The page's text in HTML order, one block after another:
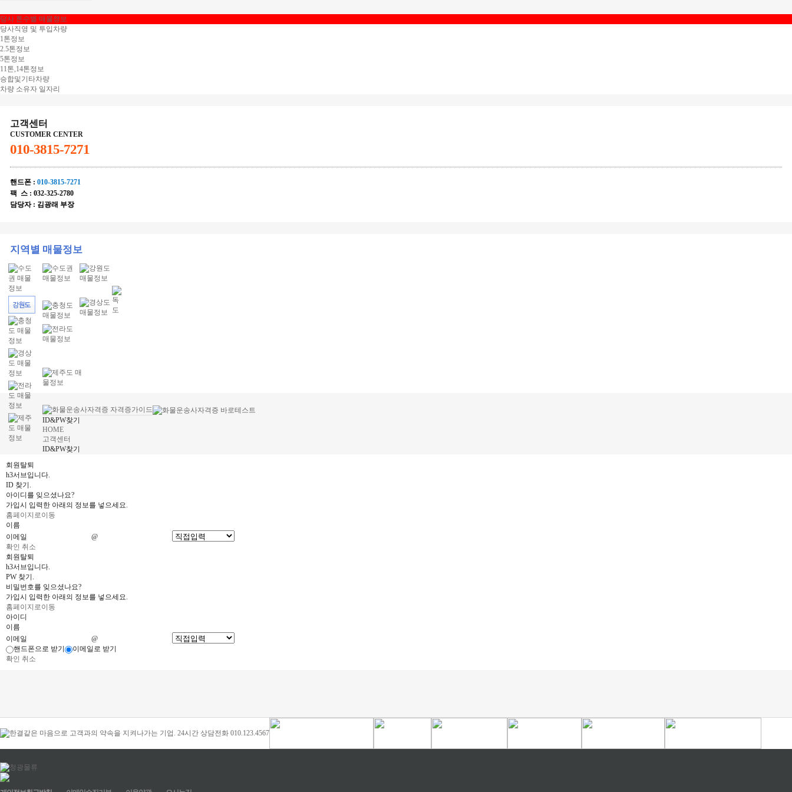
당사 톤수별 매물정보
당사직영 및 투입차량
1톤정보
2.5톤정보
5톤정보
11톤,14톤정보
승합및기타차량
차량 소유자 일자리
고객센터
CUSTOMER CENTER
010-3815-7271
핸드폰 : 010-3815-7271
팩 스 : 032-325-2780
담당자 : 김광래 부장
지역별 매물정보
ID&PW찾기
HOME
고객센터
ID&PW찾기
회원탈퇴
h3서브입니다.
ID 찾기.
아이디를 잊으셨나요?
가입시 입력한 아래의 정보를 넣으세요.
홈페이지로이동
이름
이메일
@
확인 취소
회원탈퇴
h3서브입니다.
PW 찾기.
비밀번호를 잊으셨나요?
가입시 입력한 아래의 정보를 넣으세요.
홈페이지로이동
아이디
이름
이메일
@
핸드폰으로 받기
이메일로 받기
확인 취소